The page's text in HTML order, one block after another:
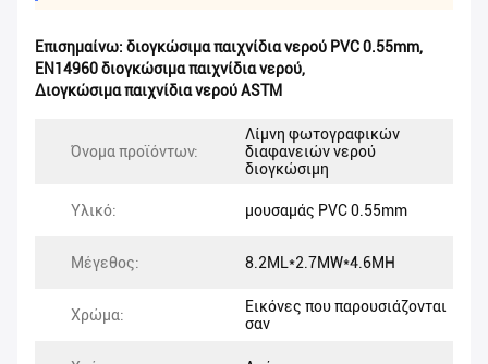
Επισημαίνω: διογκώσιμα παιχνίδια νερού PVC 0.55mm,
EN14960 διογκώσιμα παιχνίδια νερού,
Διογκώσιμα παιχνίδια νερού ASTM
Όνομα προϊόντων:
Λίμνη φωτογραφικών
διαφανειών νερού
διογκώσιμη
Υλικό: μουσαμάς PVC 0.55mm
Μέγεθος: 8.2ML*2.7MW*4.6MH
Χρώμα:
Εικόνες που παρουσιάζονται
σαν